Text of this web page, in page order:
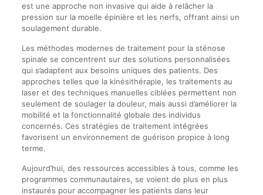
est une approche non invasive qui aide à relâcher la
pression sur la moelle épinière et les nerfs, offrant ainsi un
soulagement durable.
Les méthodes modernes de traitement pour la sténose
spinale se concentrent sur des solutions personnalisées
qui s’adaptent aux besoins uniques des patients. Des
approches telles que la kinésithérapie, les traitements au
laser et des techniques manuelles ciblées permettent non
seulement de soulager la douleur, mais aussi d’améliorer la
mobilité et la fonctionnalité globale des individus
concernés. Ces stratégies de traitement intégrées
favorisent un environnement de guérison propice à long
terme.
Aujourd’hui, des ressources accessibles à tous, comme les
programmes communautaires, se voient de plus en plus
instaurés pour accompagner les patients dans leur